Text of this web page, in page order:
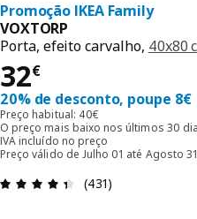
Promoção IKEA Family
VOXTORP
Porta, efeito carvalho, 40x80
32€
Preço 32€
20% de desconto, poupe 8€
Preço habitual: 40€
O preço mais baixo nos últimos 30
IVA incluído no preço
Preço válido de Julho 01 até Agosto
Avaliações: 4.4
(431)